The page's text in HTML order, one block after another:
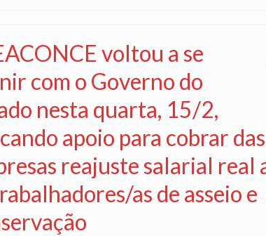
voltou a se
com o Governo do
nesta quarta, 15/2,
apoio para cobrar das
reajuste salarial real
as de asseio e